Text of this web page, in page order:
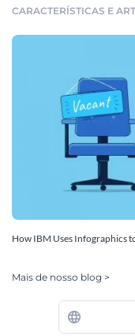
CARACTERÍSTICAS E
How IBM Uses Infographics
Mais de nosso blog >